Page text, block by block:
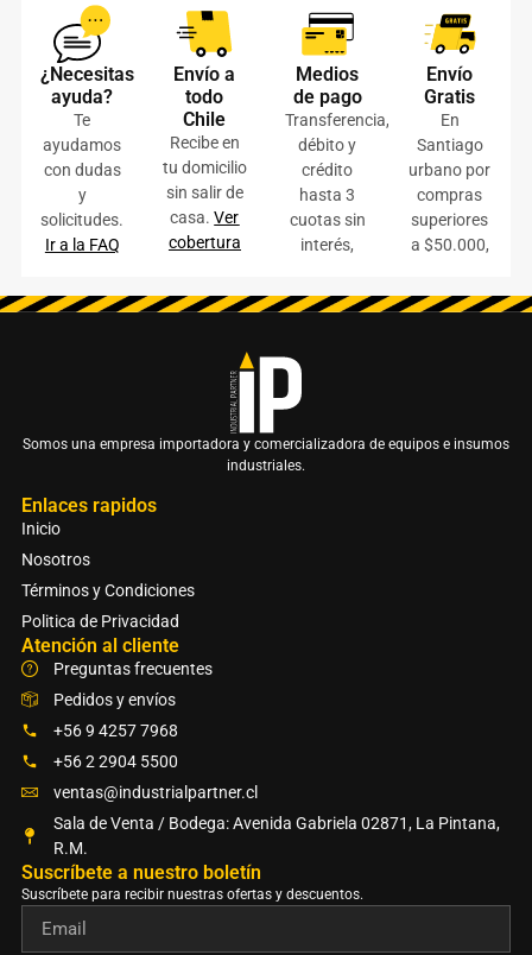
¿Necesitas
ayuda?
Te
ayudamos
con dudas
y
solicitudes.
Ir a la FAQ
Envío a
todo
Chile
Recibe en
tu domicilio
sin salir de
casa.Ver
cobertura
Medios
de pago
Transferencia,
débito y
crédito
hasta 3
cuotas sin
interés,
Envío
Gratis
En
Santiago
urbano por
compras
superiores
a $50.000,
Somos una empresa importadora y comercializadora de equipos e insumos
industriales.
Enlaces rapidos
Inicio
Nosotros
Términos y Condiciones
Politica de Privacidad
Atención al cliente
Preguntas frecuentes
Pedidos y envíos
+56 9 4257 7968
+56 2 2904 5500
ventas@industrialpartner.cl
Sala de Venta / Bodega: Avenida Gabriela 02871, La Pintana,
R.M.
Suscríbete a nuestro boletín​
Suscríbete para recibir nuestras ofertas y descuentos.